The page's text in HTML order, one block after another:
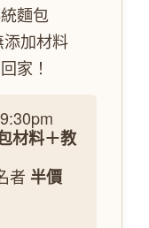
麵包
加材料
家！
材料＋教
者 半價